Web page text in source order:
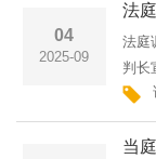
及其
04
2025-09
法
法庭
判长
的重
张，
据或
当